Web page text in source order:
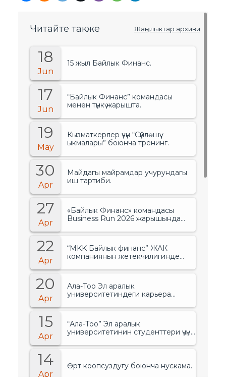
Читайте также Жаңылыктар архиви
18
Jun
15 жыл Байлык Финанс.
17
Jun
“Байлык Финанс” командасы
менен түнкү жарышта.
19
May
Кызматкерлер үчүн “Сүйлөшүү
ыкмалары” боюнча тренинг.
30
Apr
Майдагы майрамдар учурундагы
иш тартиби.
27
Apr
«Байлык Финанс» командасы
Business Run 2026 жарышында
уюмдардын арасында биринчи
22
Apr
“MKK Байлык финанс” ЖАК
компаниянын жетекчилигинде
20
Apr
Ала-Тоо Эл аралык
университетиндеги карьера
15
Apr
“Ала-Тоо” Эл аралык
университетинин студенттери үчүн
14
Apr
Өрт коопсуздугу боюнча нускама.